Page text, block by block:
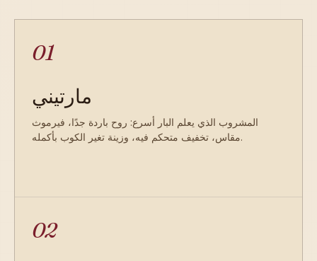
01
مارتيني
المشروب الذي يعلم البار أسرع: روح باردة جدًا، فيرموث
مقاس، تخفيف متحكم فيه، وزينة تغير الكوب بأكمله.
02